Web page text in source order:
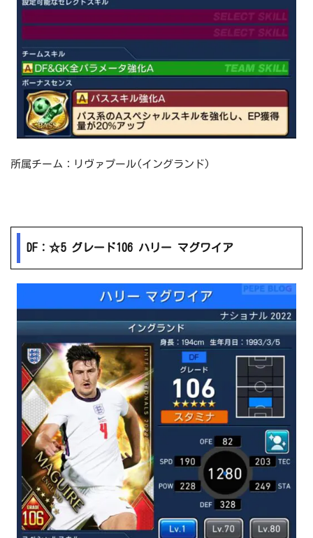
所属チーム：リヴァプール(イングランド)
DF：☆5 グレード106 ハリー マグワイア